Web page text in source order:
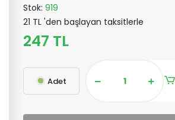
Stok: 919
21 TL 'den başlayan taksitlerle
247 TL
Adet